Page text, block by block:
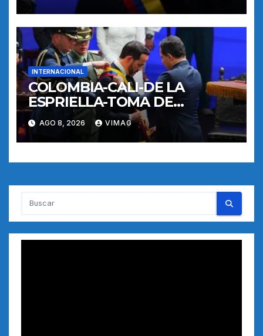
INTERNACIONAL
COLOMBIA-CALI-DE LA
ESPRIELLA-TOMA DE
POSESION
AGO 8, 2026 VIMAG